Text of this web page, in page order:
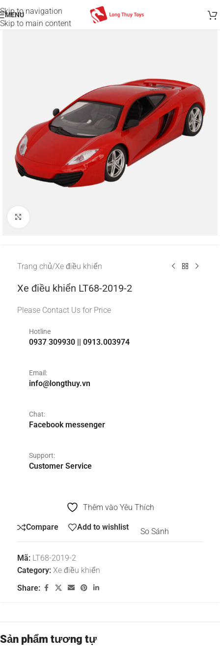
Skip to navigation
Skip to main content
MENU
Trang chủ/Xe điều khiển
Xe điều khiển LT68-2019-2
Please Contact Us for Price
Hotline
0937 309930 || 0913.003974
Email:
info@longthuy.vn
Chat:
Facebook messenger
Support:
Customer Service
Thêm vào Yêu Thích
Compare Add to wishlist So Sánh
Mã: LT68-2019-2
Category: Xe điều khiển
Share:
Sản phẩm tương tự